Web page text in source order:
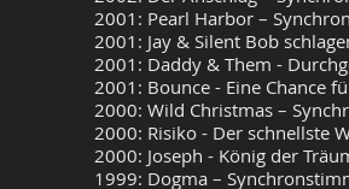
2001: Pearl Harbor –
2001: Jay & Silent Bob
2001: Daddy & Them -
2001: Bounce - Eine Chance
2000: Wild Christmas –
2000: Risiko - Der schnellste
2000: Joseph - König der
1999: Dogma –